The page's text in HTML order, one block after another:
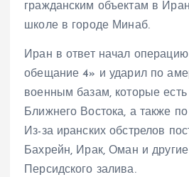
гражданским объектам в
школе в городе Минаб.
Иран в ответ начал
обещание 4» и ударил по
военным базам, которые есть
Ближнего Востока, а также
Из-за иранских обстрелов
Бахрейн, Ирак, Оман и
Персидского залива.